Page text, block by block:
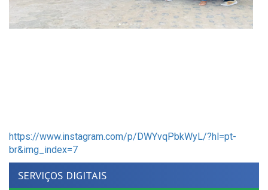
https://www.instagram.com/p/DWYvqPbkWyL/?hl=pt-
br&img_index=7
SERVIÇOS DIGITAIS